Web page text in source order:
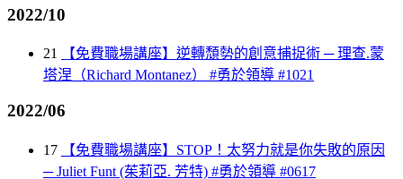
2022/10
21
【免費職場講座】逆轉頹勢的創意捕捉術 ─ 理查.蒙
塔涅（Richard Montanez） #勇於領導 #1021
2022/06
17
【免費職場講座】STOP！太努力就是你失敗的原因
─ Juliet Funt (茱莉亞. 芳特) #勇於領導 #0617